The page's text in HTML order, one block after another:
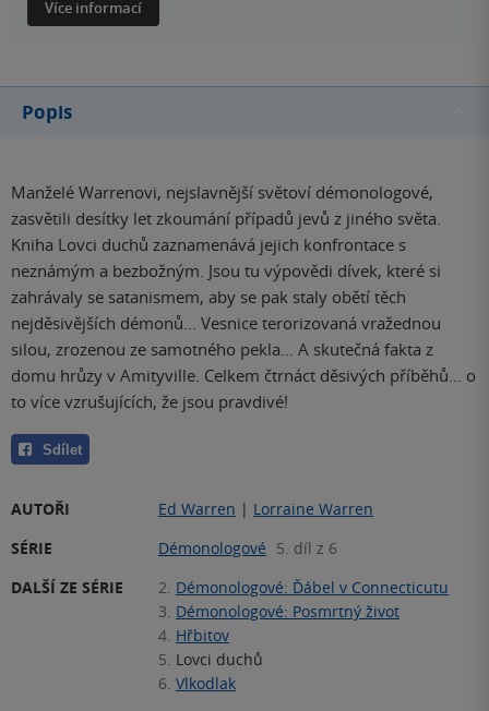
Více informací
Popis
Manželé Warrenovi, nejslavnější světoví démonologové,
zasvětili desítky let zkoumání případů jevů z jiného světa.
Kniha Lovci duchů zaznamenává jejich konfrontace s
neznámým a bezbožným. Jsou tu výpovědi dívek, které si
zahrávaly se satanismem, aby se pak staly obětí těch
nejděsivějších démonů... Vesnice terorizovaná vražednou
silou, zrozenou ze samotného pekla... A skutečná fakta z
domu hrůzy v Amityville. Celkem čtrnáct děsivých příběhů... o
to více vzrušujících, že jsou pravdivé!
Sdílet
AUTOŘI Ed Warren | Lorraine Warren
SÉRIE
Démonologové 5. díl z 6
DALŠÍ ZE SÉRIE
2. Démonologové: Ďábel v Connecticutu
3. Démonologové: Posmrtný život
4. Hřbitov
5. Lovci duchů
6. Vlkodlak